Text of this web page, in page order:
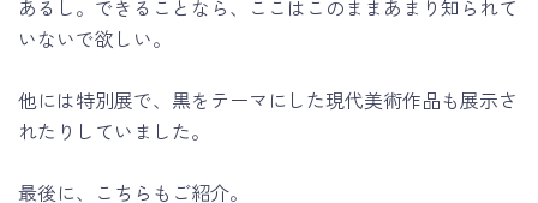
あるし。できることなら、ここはこのままあまり知られて
いないで欲しい。
他には特別展で、黒をテーマにした現代美術作品も展示さ
れたりしていました。
最後に、こちらもご紹介。